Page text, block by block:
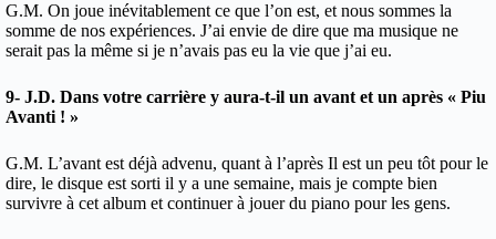
G.M. On joue inévitablement ce que l’on est, et nous sommes la
somme de nos expériences. J’ai envie de dire que ma musique ne
serait pas la même si je n’avais pas eu la vie que j’ai eu.
9- J.D. Dans votre carrière y aura-t-il un avant et un après « Piu
Avanti ! »
G.M. L’avant est déjà advenu, quant à l’après Il est un peu tôt pour le
dire, le disque est sorti il y a une semaine, mais je compte bien
survivre à cet album et continuer à jouer du piano pour les gens.